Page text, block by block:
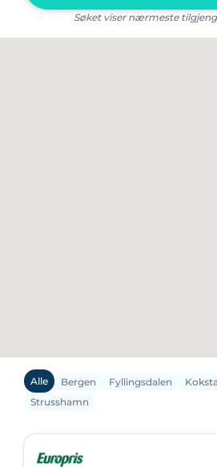
Søket viser nærmeste
Alle Bergen Fyllingsdalen
Strusshamn